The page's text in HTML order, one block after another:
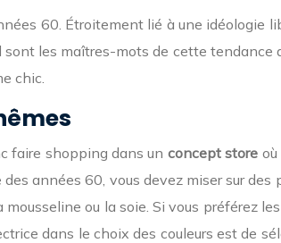
60. Étroitement lié à une
les maîtres-mots de cette tendance
chic.
faire shopping dans un concept store où
années 60, vous devez miser sur des
ou la soie. Si vous préférez
dans le choix des couleurs est de